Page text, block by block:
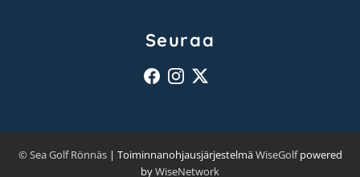
Seuraa
© Sea Golf Rönnäs| ToiminnanohjausjärjestelmäWiseGolfpowered
byWiseNetwork